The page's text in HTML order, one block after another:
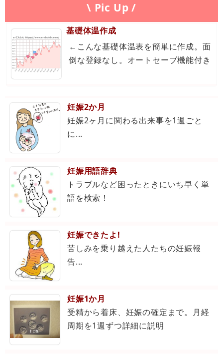
\ Pic Up /
基礎体温作成
←こんな基礎体温表を簡単に作成。面
倒な登録なし。オートセーブ機能付き
妊娠2か月
妊娠2ヶ月に関わる出来事を1週ごと
に...
妊娠用語辞典
トラブルなど困ったときにいち早く単
語を検索！
妊娠できたよ!
苦しみを乗り越えた人たちの妊娠報
告...
妊娠1か月
受精から着床、妊娠の確定まで。月経
周期を1週ずつ詳細に説明